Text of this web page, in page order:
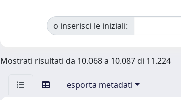
o inserisci le iniziali:
Mostrati risultati da 10.068 a 10.087 di 11.224
esporta metadati